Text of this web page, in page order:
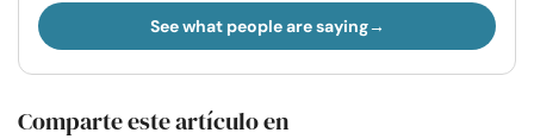
See what people are saying
Comparte este artículo en